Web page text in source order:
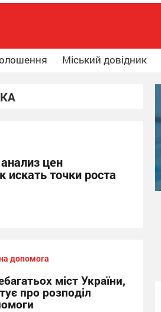
Міський довідник
цен
искать точки роста
допомога
міст України,
про розподіл